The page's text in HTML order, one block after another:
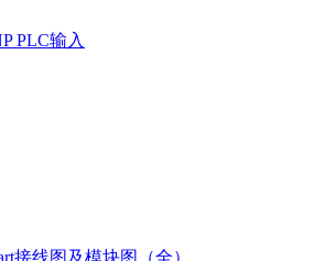
PLC输入
接线图及模块图（全）